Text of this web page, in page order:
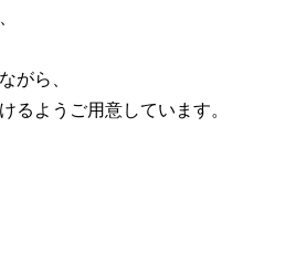
がら、
るようご用意しています。